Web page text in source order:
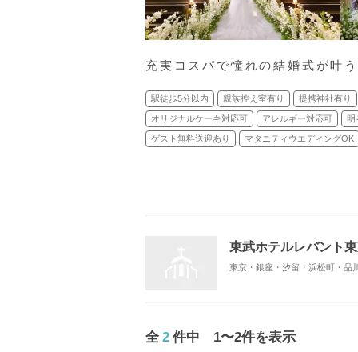
充実コスパで憧れの結婚式が叶
駅徒歩5分以内 親族控え室有り 提携神社有り
オリジナルケーキ対応可 アレルギー対応可 明
ゲスト無料送迎あり マタニティウエディングOK
東武ホテルレバント
全 2 件中 1〜2件を表示